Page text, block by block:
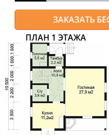
ЗАКАЗАТЬ
ПЛАН 1 ЭТАЖА